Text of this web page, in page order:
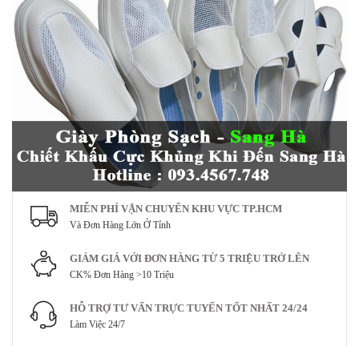
MIỄN PHÍ VẬN CHUYỂN KHU VỰC TP.HCM
Và Đơn Hàng Lớn Ở Tỉnh
GIẢM GIÁ VỚI ĐƠN HÀNG TỪ 5 TRIỆU TRỞ LÊN
CK% Đơn Hàng >10 Triệu
HỖ TRỢ TƯ VẤN TRỰC TUYẾN TỐT NHẤT 24/24
Làm Việc 24/7